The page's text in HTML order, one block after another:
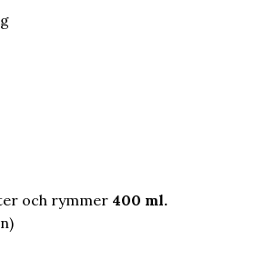
och rymmer 400 ml.